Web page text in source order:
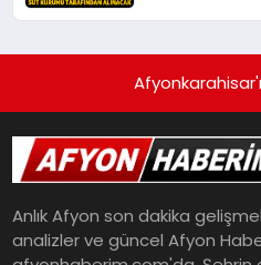
Anlık Afyon son dakika
analizler ve güncel Afyon